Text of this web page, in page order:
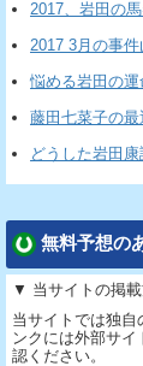
2017、岩田の馬
2017 3月の事
悩める岩田の運
藤田七菜子の最
どうした岩田
無料予想の
▼ 当サイトの掲
当サイトでは独自
ンクには外部サ
認ください。